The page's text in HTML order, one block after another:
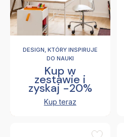
DESIGN, KTÓRY INSPIRUJE
DO NAUKI
Kup w
zestawie i
zyskaj -20%
Kup teraz